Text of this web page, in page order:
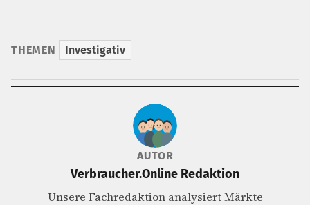
THEMEN Investigativ
AUTOR
Verbraucher.Online Redaktion
Unsere Fachredaktion analysiert Märkte